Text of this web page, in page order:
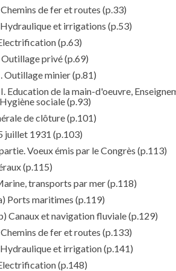
de fer et routes (p.33)
et irrigations (p.53)
(p.63)
Outillage privé(p.69)
Outillage minier(p.81)
Education de la main-d'oeuvre,
sociale(p.93)
de clôture(p.101)
juillet 1931 (p.103)
Voeux émis par le Congrès (p.113)
(p.115)
transports par mer(p.118)
Ports maritimes (p.119)
Canaux et navigation fluviale(p.129)
de fer et routes (p.133)
Hydraulique et irrigation(p.141)
(p.148)